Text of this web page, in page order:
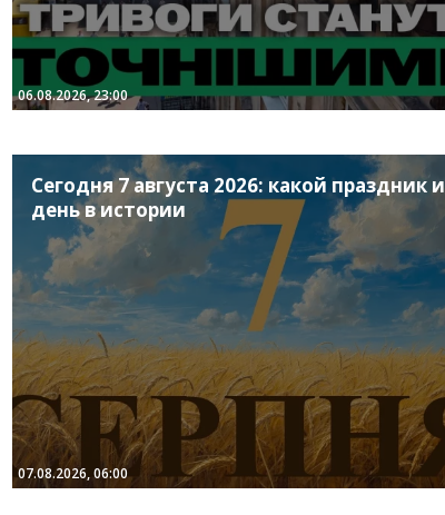
06.08.2026, 23:00
Сегодня 7 августа 2026: какой праздник и
день в истории
07.08.2026, 06:00